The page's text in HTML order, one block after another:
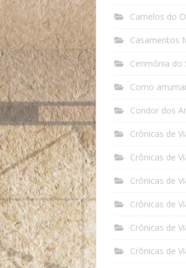
Camelos do
Casamentos
Cerimônia do
Como
Condor dos
Crônicas de
Crônicas de
Crônicas de
Crônicas de
Crônicas de
Crônicas de